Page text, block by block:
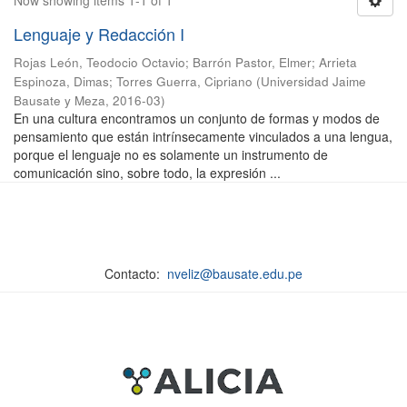
Lenguaje y Redacción I
Rojas León, Teodocio Octavio; Barrón Pastor, Elmer; Arrieta
Espinoza, Dimas; Torres Guerra, Cipriano (Universidad Jaime
Bausate y Meza, 2016-03)
En una cultura encontramos un conjunto de formas y modos de
pensamiento que están intrínsecamente vinculados a una lengua,
porque el lenguaje no es solamente un instrumento de
comunicación sino, sobre todo, la expresión ...
Contacto: nveliz@bausate.edu.pe